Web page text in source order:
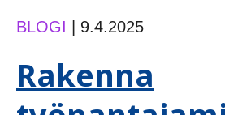
BLOGI 9.4.2025
Rakenna